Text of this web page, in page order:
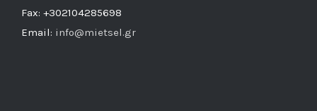
Fax: +302104285698
Email: info@mietsel.gr